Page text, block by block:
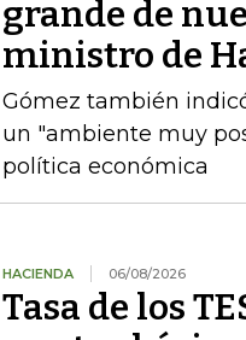
grande de
ministro de
Gómez también
un "ambiente muy
política económica
HACIENDA 06/08/2026
Tasa de los